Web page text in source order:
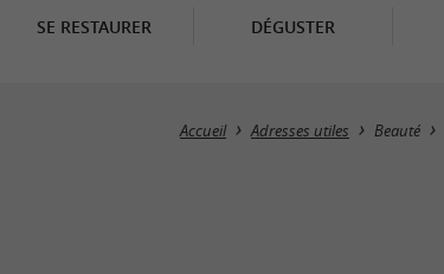
SE RESTAURER DÉGUSTER
Accueil Adresses utiles Beauté